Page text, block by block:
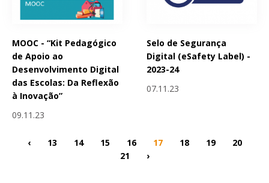
MOOC - “Kit Pedagógico
de Apoio ao
Desenvolvimento Digital
das Escolas: Da Reflexão
à Inovação”
09.11.23
Selo de Segurança
Digital (eSafety Label) -
2023-24
07.11.23
‹ 13 14 15 16 17 18 19
20
21
›